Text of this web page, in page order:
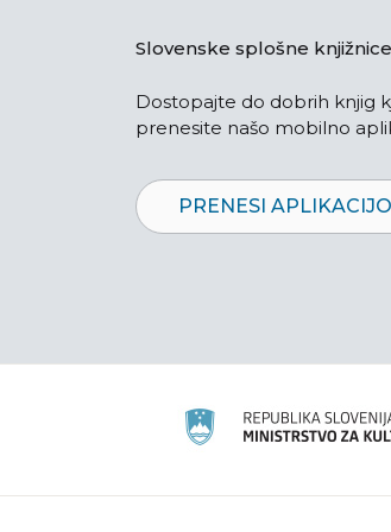
Slovenske splošne
Dostopajte do dobrih knjig
prenesite našo mobilno
PRENESI APLIKACIJO